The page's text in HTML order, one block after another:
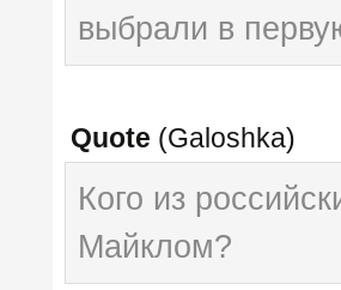
выбрали в
Quote (Galoshka)
Кого из
Майклом?